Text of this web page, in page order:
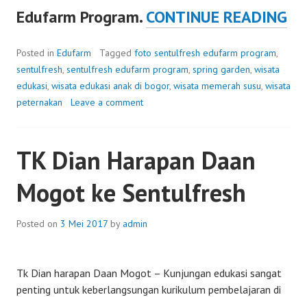
Edufarm Program.CONTINUE READING
Posted in Edufarm Tagged foto sentulfresh edufarm program,
sentulfresh, sentulfresh edufarm program, spring garden, wisata
edukasi, wisata edukasi anak di bogor, wisata memerah susu, wisata
peternakan
Leave a comment
TK Dian Harapan Daan
Mogot ke Sentulfresh
Posted on 3 Mei 2017 by admin
Tk Dian harapan Daan Mogot – Kunjungan edukasi sangat
penting untuk keberlangsungan kurikulum pembelajaran di